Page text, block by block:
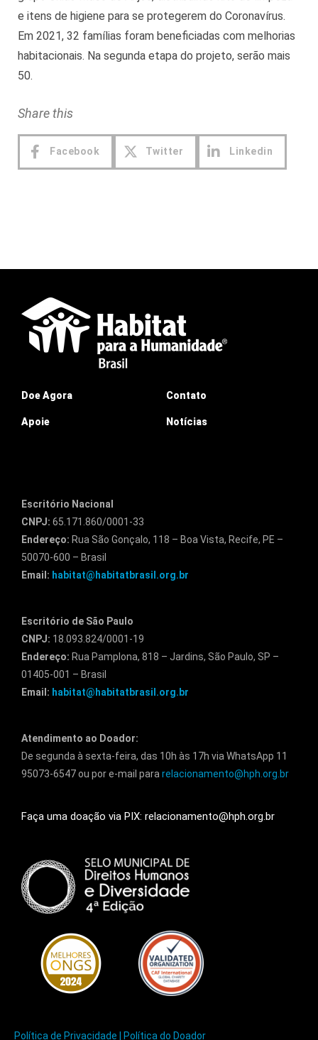
Share this
Facebook Twitter Linkedin
e itens de higiene para se protegerem do Coronavírus.
Em 2021, 32 famílias foram beneficiadas com melhorias
habitacionais. Na segunda etapa do projeto, serão mais
50.
Doe Agora
Apoie
Contato
Notícias
Escritório Nacional
CNPJ: 65.171.860/0001-33
Endereço: Rua São Gonçalo, 118 – Boa Vista, Recife, PE –
50070-600 – Brasil
Email: habitat@habitatbrasil.org.br
Escritório de São Paulo
CNPJ: 18.093.824/0001-19
Endereço: Rua Pamplona, 818 – Jardins, São Paulo, SP –
01405-001 – Brasil
Email: habitat@habitatbrasil.org.br
Atendimento ao Doador:
De segunda à sexta-feira, das 10h às 17h via WhatsApp 11
95073-6547 ou por e-mail para relacionamento@hph.org.br
Faça uma doação via PIX: relacionamento@hph.org.br
Política de Privacidade | Política do Doador